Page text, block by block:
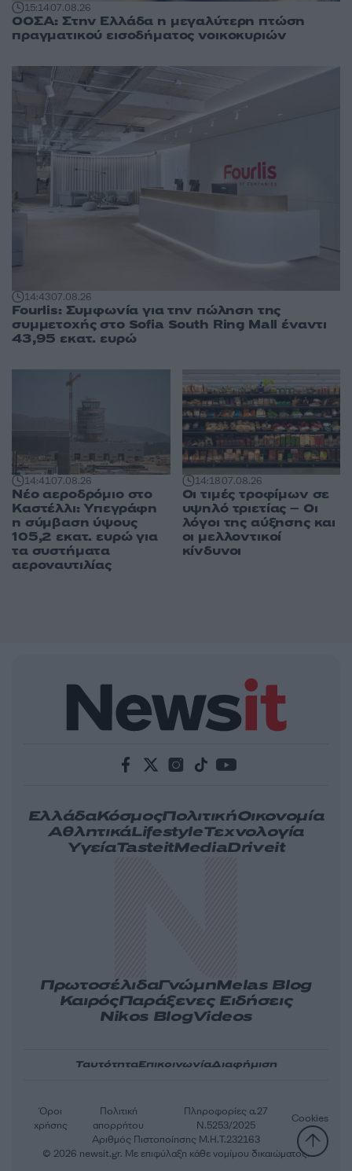
15:1407.08.26
ΟΟΣΑ: Στην Ελλάδα η μεγαλύτερη πτώση
πραγματικού εισοδήματος νοικοκυριών
14:4307.08.26
Fourlis: Συμφωνία για την πώληση της
συμμετοχής στο Sofia South Ring Mall έναντι
43,95 εκατ. ευρώ
14:4107.08.26
Νέο αεροδρόμιο στο
Καστέλλι: Υπεγράφη
η σύμβαση ύψους
105,2 εκατ. ευρώ για
τα συστήματα
αεροναυτιλίας
14:1807.08.26
Οι τιμές τροφίμων σε
υψηλό τριετίας – Οι
λόγοι της αύξησης και
οι μελλοντικοί
κίνδυνοι
ΕλλάδαΚόσμοςΠολιτικήΟικονομία
ΑθλητικάLifestyleΤεχνολογία
ΥγείαTasteitMediaDriveit
ΠρωτοσέλιδαΓνώμηMelas Blog
ΚαιρόςΠαράξενες Ειδήσεις
Nikos BlogVideos
ΤαυτότηταΕπικοινωνίαΔιαφήμιση
Αριθμός Πιστοποίησης Μ.Η.Τ.232163
Όροι
χρήσης
Πολιτική
απορρήτου
Πληροφορίες α.27
Ν.5253/2025
Cookies
© 2026 newsit.gr. Με επιφύλαξη κάθε νομίμου δικαιώματος.